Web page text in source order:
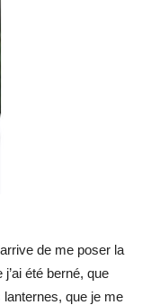
de me poser la
été berné, que
lanternes, que je me